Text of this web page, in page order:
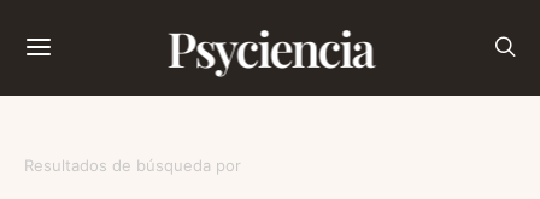
Psyciencia
Resultados de búsqueda por